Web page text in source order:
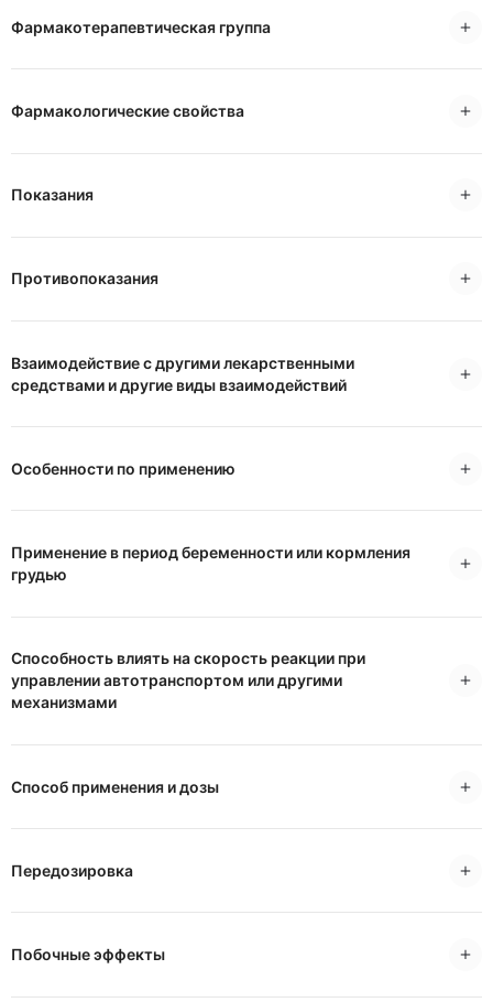
Фармакотерапевтическая группа
Фармакологические свойства
Показания
Противопоказания
Взаимодействие с другими лекарственными
средствами и другие виды взаимодействий
Особенности по применению
Применение в период беременности или кормления
грудью
Способность влиять на скорость реакции при
управлении автотранспортом или другими
механизмами
Способ применения и дозы
Передозировка
Побочные эффекты